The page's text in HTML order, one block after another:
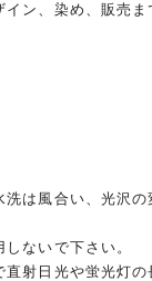
ン、染め、販売ま
洗は風合い、光沢
ないで下さい。
直射日光や蛍光灯の